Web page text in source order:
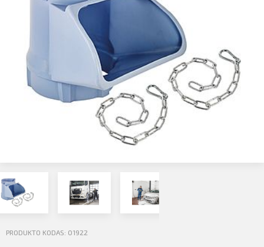
Atsijungti
SIŲSTI
PRODUKTO KODAS: 01922